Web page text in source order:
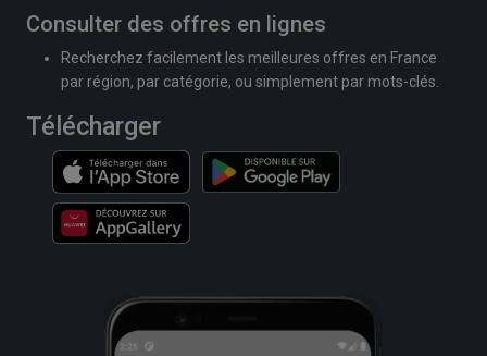
Consulter des offres en lignes
Recherchez facilement les meilleures offres en France
par région, par catégorie, ou simplement par mots-clés.
Télécharger